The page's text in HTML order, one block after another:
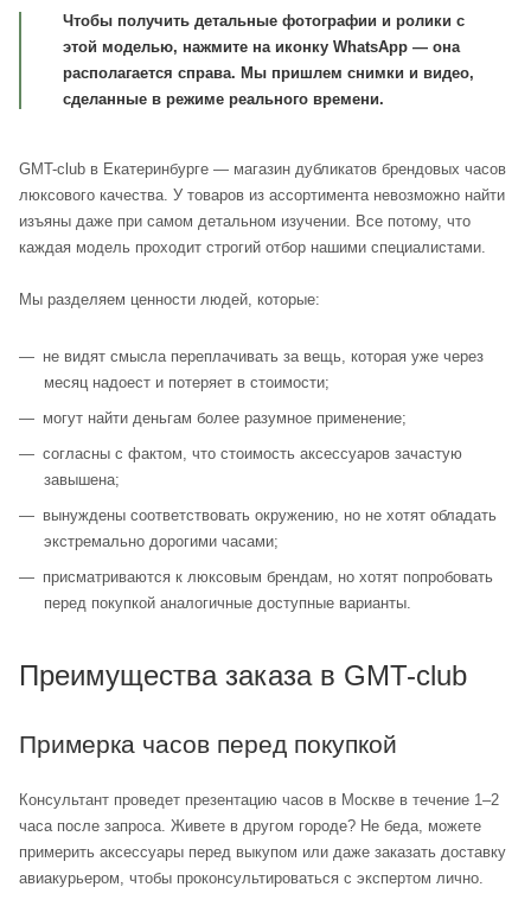
Чтобы получить детальные фотографии и ролики с
этой моделью, нажмите на иконку WhatsApp — она
располагается справа. Мы пришлем снимки и видео,
сделанные в режиме реального времени.
GMT-club в Екатеринбурге — магазин дубликатов брендовых часов
люксового качества. У товаров из ассортимента невозможно найти
изъяны даже при самом детальном изучении. Все потому, что
каждая модель проходит строгий отбор нашими специалистами.
Мы разделяем ценности людей, которые:
не видят смысла переплачивать за вещь, которая уже через
месяц надоест и потеряет в стоимости;
могут найти деньгам более разумное применение;
согласны с фактом, что стоимость аксессуаров зачастую
завышена;
вынуждены соответствовать окружению, но не хотят обладать
экстремально дорогими часами;
присматриваются к люксовым брендам, но хотят попробовать
перед покупкой аналогичные доступные варианты.
Преимущества заказа в GMT-club
Примерка часов перед покупкой
Консультант проведет презентацию часов в Москве в течение 1–2
часа после запроса. Живете в другом городе? Не беда, можете
примерить аксессуары перед выкупом или даже заказать доставку
авиакурьером, чтобы проконсультироваться с экспертом лично.